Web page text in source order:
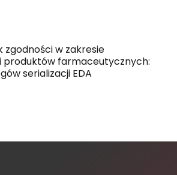
zgodności w zakresie
produktów farmaceutycznych:
serializacji EDA